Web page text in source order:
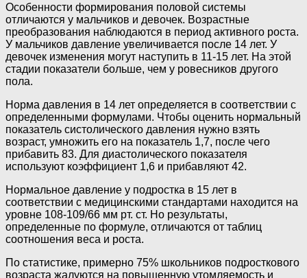
Особенности формирования половой системы
отличаются у мальчиков и девочек. Возрастные
преобразования наблюдаются в период активного роста.
У мальчиков давление увеличивается после 14 лет. У
девочек изменения могут наступить в 11-15 лет. На этой
стадии показатели больше, чем у ровесников другого
пола.
Норма давления в 14 лет определяется в соответствии с
определенными формулами. Чтобы оценить нормальный
показатель систолического давления нужно взять
возраст, умножить его на показатель 1,7, после чего
прибавить 83. Для диастолического показателя
используют коэффициент 1,6 и прибавляют 42.
Нормальное давление у подростка в 15 лет в
соответствии с медицинскими стандартами находится на
уровне 108-109/66 мм рт. ст. Но результаты,
определенные по формуле, отличаются от таблиц
соотношения веса и роста.
По статистике, примерно 75% школьников подросткового
возраста жалуются на повышенную утомляемость и